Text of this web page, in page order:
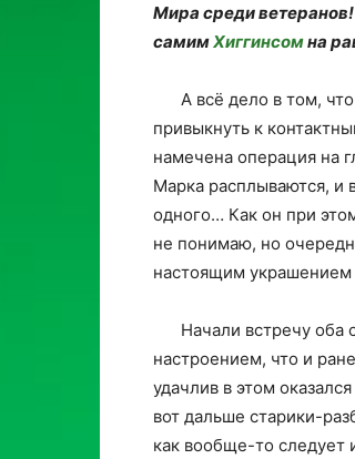
Мира среди ветеранов!
самимХиггинсомна
А всё дело в том,
привыкнуть к
намечена операция на
Марка расплываются, и
одного… Как он при
не понимаю, но
настоящим украшением
Начали встречу оба
настроением, что и
удачлив в этом оказался
вот дальше старики-
как вообще-то следует